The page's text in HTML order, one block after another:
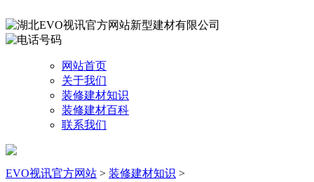
网站首页
关于我们
装修建材知识
装修建材百科
联系我们
EVO视讯官方网站 > 装修建材知识 >